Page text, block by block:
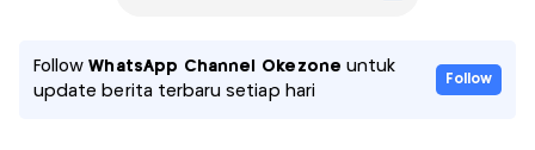
FollowWhatsApp Channel Okezone untuk
update berita terbaru setiap hari
Follow